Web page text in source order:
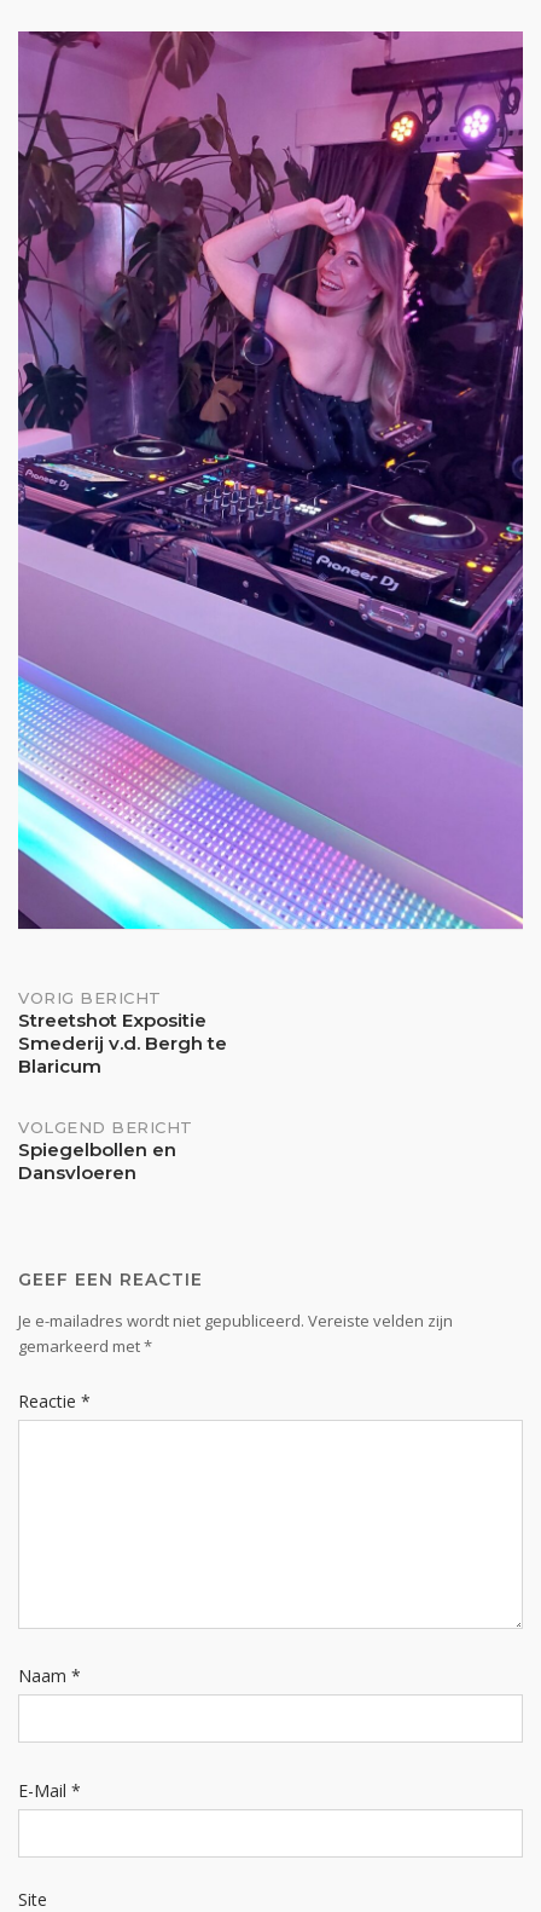
Bericht
navigatie
VORIG BERICHT
Streetshot Expositie
Smederij v.d. Bergh te
Blaricum
VOLGEND BERICHT
Spiegelbollen en
Dansvloeren
GEEF EEN REACTIE
Je e-mailadres wordt niet gepubliceerd. Vereiste velden zijn
gemarkeerd met*
Reactie *
Naam *
E-Mail *
Site